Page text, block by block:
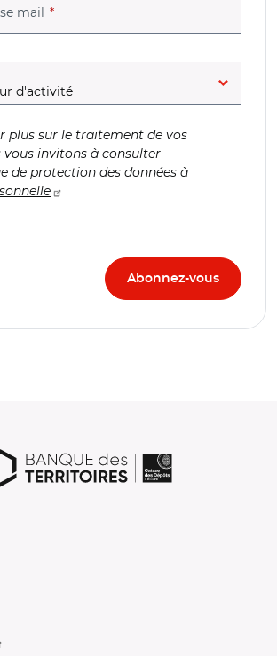
mail (champ obligatoire)
obligatoire)
plus sur le traitement de vos
vous invitons à consulter
de protection des données à